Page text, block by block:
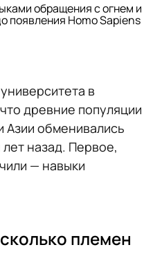
обращения с огнем и
появления Homo Sapiens
в
древние популяции
Азии обменивались
назад. Первое,
— навыки
племен